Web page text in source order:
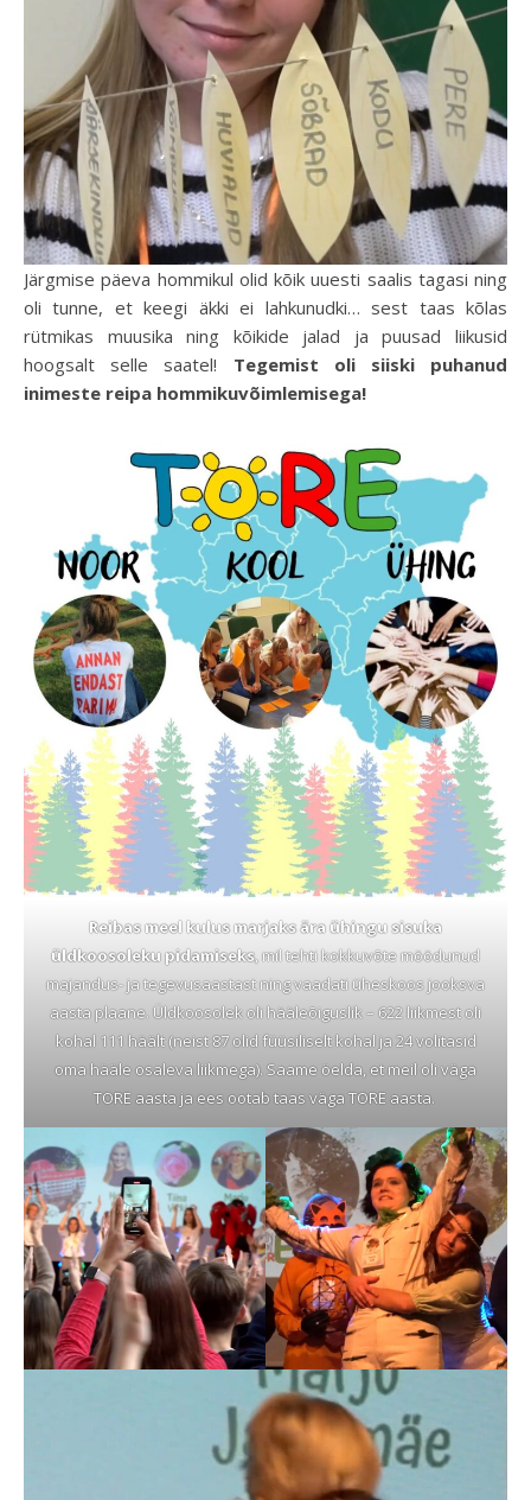
Järgmise päeva hommikul olid kõik uuesti saalis tagasi ning
oli tunne, et keegi äkki ei lahkunudki… sest taas kõlas
rütmikas muusika ning kõikide jalad ja puusad liikusid
hoogsalt selle saatel! Tegemist oli siiski puhanud
inimeste reipa hommikuvõimlemisega!
Reibas meel kulus marjaks ära ühingu sisuka
üldkoosoleku pidamiseks, mil tehti kokkuvõte möödunud
majandus- ja tegevusaastast ning vaadati üheskoos jooksva
aasta plaane. Üldkoosolek oli hääleõiguslik – 622 liikmest oli
kohal 111 häält (neist 87 olid füüsiliselt kohal ja 24 volitasid
oma hääle osaleva liikmega). Saame öelda, et meil oli väga
TORE aasta ja ees ootab taas väga TORE aasta.